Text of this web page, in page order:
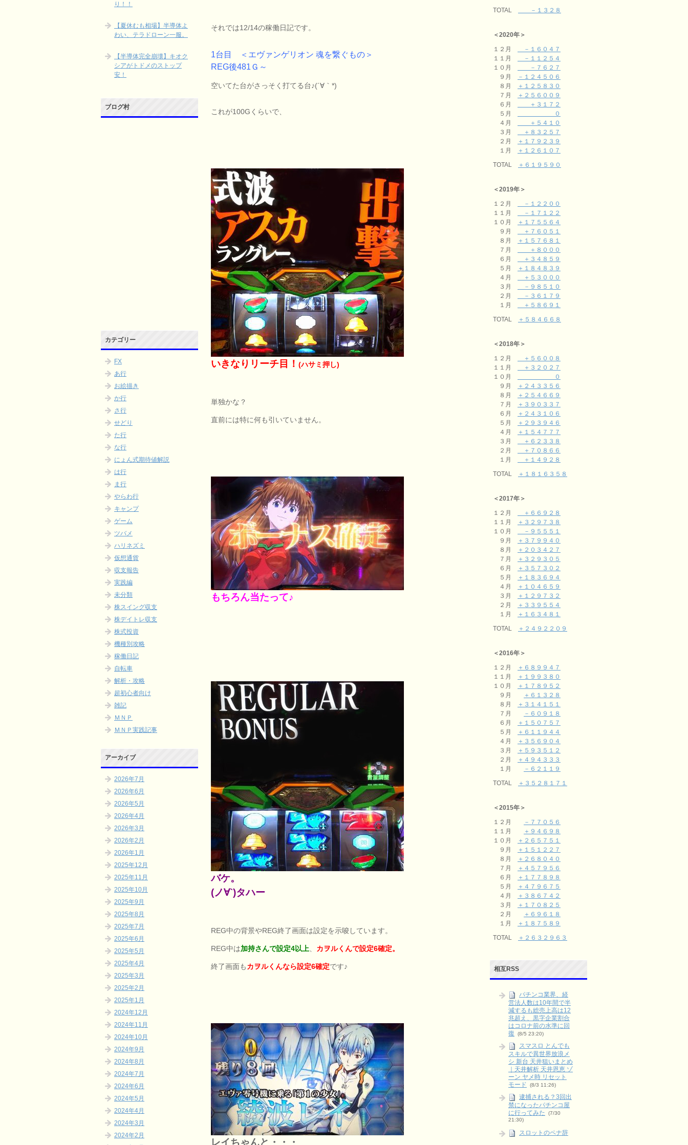
それでは12/14の稼働日記です。
1台目 ＜エヴァンゲリオン 魂を繋ぐもの＞
REG後481Ｇ～
空いてた台がさっそく打てる台♪(´∀｀*)
これが100Gくらいで、
いきなりリーチ目！(ハサミ押し)
単独かな？
直前には特に何も引いていません。
もちろん当たって♪
バケ。
(ノ∀`)タハー
REG中の背景やREG終了画面は設定を示唆しています。
REG中は加持さんで設定4以上 カヲルくんで設定6確定。
終了画面もカヲルくんなら設定6確定です♪
レイちゃんと・・・
り！！
【夏休むも相場】半導体よ
わい、テラドローン一服。
【半導体完全崩壊】キオク
シアがトドメのストップ
安！
ブログ村
カテゴリー
FX
あ行
お絵描き
か行
さ行
せどり
た行
な行
にょん式期待値解説
は行
ま行
やらわ行
キャンプ
ゲーム
ツバメ
ハリネズミ
仮想通貨
収支報告
実践編
未分類
株スイング収支
株デイトレ収支
株式投資
機種別攻略
稼働日記
自転車
解析・攻略
超初心者向け
雑記
ＭＮＰ
ＭＮＰ実践記事
アーカイブ
2026年7月
2026年6月
2026年5月
2026年4月
2026年3月
2026年2月
2026年1月
2025年12月
2025年11月
2025年10月
2025年9月
2025年8月
2025年7月
2025年6月
2025年5月
2025年4月
2025年3月
2025年2月
2025年1月
2024年12月
2024年11月
2024年10月
2024年9月
2024年8月
2024年7月
2024年6月
2024年5月
2024年4月
2024年3月
2024年2月
TOTAL
－１３２８
＜2020年＞
１２月
－１６０４７
１１月
－１１２５４
１０月
－７６２７
９月
－１２４５０６
８月
＋１２５８３０
７月
＋２５６００９
６月
＋３１７２
５月
０
４月
＋５４１０
３月
＋８３２５７
２月
＋１７９２３９
１月
＋１２６１０７
TOTAL
＋６１９５９０
＜2019年＞
１２月
－１２２００
１１月
－１７１２２
１０月
＋１７５５６４
９月
＋７６０５１
８月
＋１５７６８１
７月
＋８０００
６月
＋３４８５９
５月
＋１８４８３９
４月
＋５３０００
３月
－９８５１０
２月
－３６１７９
１月
＋５８６９１
TOTAL
＋５８４６６８
＜2018年＞
１２月
＋５６００８
１１月
＋３２０２７
１０月
０
９月
＋２４３３５６
８月
＋２５４６６９
７月
＋３９０３３７
６月
＋２４３１０６
５月
＋２９３９４６
４月
＋１５４７７７
３月
＋６２３３８
２月
＋７０８６６
１月
＋１４９２８
TOTAL
＋１８１６３５８
＜2017年＞
１２月
＋６６９２８
１１月
＋３２９７３８
１０月
－９５５５１
９月
＋３７９９４０
８月
＋２０３４２７
７月
＋３２９３０５
６月
＋３５７３０２
５月
＋１８３６９４
４月
＋１０４６５９
３月
＋１２９７３２
２月
＋３３９５５４
１月
＋１６３４８１
TOTAL
＋２４９２２０９
＜2016年＞
１２月
＋６８９９４７
１１月
＋１９９３８０
１０月
＋１７８９５２
９月
＋６１３２８
８月
＋３１４１５１
７月
－６０９１８
６月
＋１５０７５７
５月
＋６１１９４４
４月
＋３５６９０４
３月
＋５９３５１２
２月
＋４９４３３３
１月
－６２１１９
TOTAL
＋３５２８１７１
＜2015年＞
１２月
－７７０５６
１１月
＋９４６９８
１０月
＋２６５７５１
９月
＋１５１２２７
８月
＋２６８０４０
７月
＋４５７９５６
６月
＋１７７８９８
５月
＋４７９６７５
４月
＋３８６７４２
３月
＋１７０８２５
２月
＋６９６１８
１月
＋１８７５８９
TOTAL
＋２６３２９６３
相互RSS
パチンコ業界、経
営法人数は10年間で半
減するも総売上高は12
兆超え、黒字企業割合
はコロナ前の水準に回
復
(8/5 23:20)
スマスロ とんでも
スキルで異世界放浪メ
シ 新台 天井狙いまとめ
｜天井解析 天井恩恵 ゾ
ーン ヤメ時 リセット
モード
(8/3 11:26)
逮捕される？3回出
禁になったパチンコ屋
に行ってみた
(7/30
21:30)
スロットのペナ辞